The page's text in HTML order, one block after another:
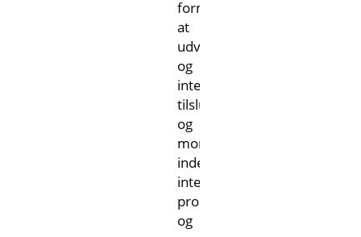
formål
at
udvikle
og
integrere
tilslutningsmuligheder
og
monitorering
indenfor
intelligent
produktion
og